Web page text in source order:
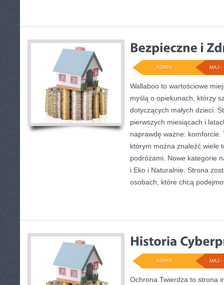
MAJ -
ADMIN
Wallaboo to wartościowe
myślą o opiekunach, którzy
dotyczących małych dzieci.
pierwszych miesiącach i
naprawdę ważne: komforcie.
którym można znaleźć wiele
podróżami. Nowe kategorie
i Eko i Naturalnie. Strona
osobach, które chcą
MAJ -
ADMIN
Ochrona Twierdza to strona